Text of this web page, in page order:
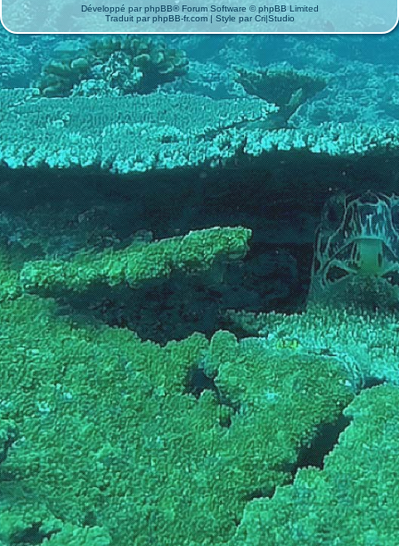
Développé parphpBB® Forum Software © phpBB Limited
Traduit parphpBB-fr.com| Style par Cri|Studio